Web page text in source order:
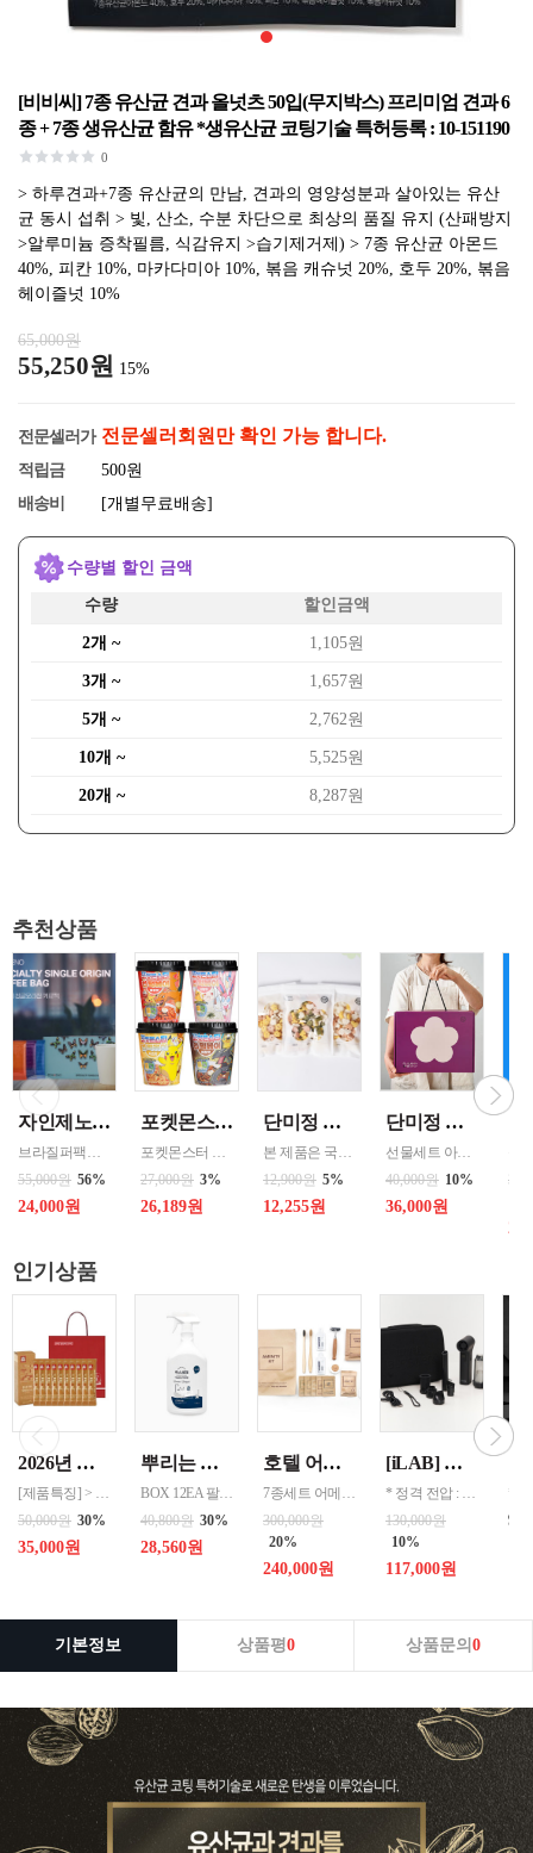
[비비씨] 7종 유산균 견과 올넛츠 50입(무지박스) 프리미엄 견과 6
종 + 7종 생유산균 함유 *생유산균 코팅기술 특허등록 : 10-151190
0
> 하루견과+7종 유산균의 만남, 견과의 영양성분과 살아있는 유산
균 동시 섭취 > 빛, 산소, 수분 차단으로 최상의 품질 유지 (산패방지
>알루미늄 증착필름, 식감유지 >습기제거제) > 7종 유산균 아몬드
40%, 피칸 10%, 마카다미아 10%, 볶음 캐슈넛 20%, 호두 20%, 볶음
헤이즐넛 10%
65,000원
55,250원 15%
전문셀러가 전문셀러회원만 확인 가능 합니다.
적립금
500원
배송비
[개별무료배송]
수량별 할인 금액
수량 할인금액
2개 ~ 1,105원
3개 ~ 1,657원
5개 ~ 2,762원
10개 ~ 5,525원
20개 ~ 8,287원
추천상품
자인제노 3종 21입 싱글 로스팅 커피백 13ml 고용량 1케이스 단위 판매
55,000원 56%
24,000원
포켓몬스터 컵떡볶이 115g 4가지맛 8통씩 한박스 발송
27,000원 3%
26,189원
단미정 행복을 담은 떡국떡 500g 파우치 1팩 국산 3종류중 선택 1
12,900원 5%
12,255원
단미정 국산 떡 6종 총 10개 개별포장 * 2세트
선물세트 아이스 냉동포장지원
40,000원 10%
36,000원
인기상품
2026년 설명절 선물세트 [정관장] 홍삼기보데일리스틱 10ml*10포
[제품특징] > 120여 년 노하우로 재배된 6년근 홍과 제조기술로 추출 > 100% 계약재배를 통한 6년근 인삼 > 430여 가지의까다로운 품질 검사 > 액상형 농축액으로 음용이 쉬움 [제품성분] > 덱스트린, 정제수, 홍삼농축액(6년근, 고형분 64%, 홍삼성분 70mg/g 이상, 국산) 6.5%, 녹용추출액(뉴질랜드산), 식물혼합농축액(작약
50,000원 30%
35,000원
뿌리는 락스세제(욕실용) 1,000ml 12개 한박스단위 판매
BOX 12EA 팔레트 0.0123 원산지 한국 BARCODE 8809367760815
40,800원 30%
28,560원
호텔 어메니티 여행용 세면도구 50세트 대박스로만 판매 친환경 트레블세트 해외여행준비물 여행세트 일회용세면도구 어메니티세트
7종세트 어메니티 단체
300,000원
20%
240,000원
[iLAB] 아이랩 윈드 블라스터 에어건 iLAB-WBT 140,000RPM > 새틴블랙 > 크림화이트 선택 1
* 정격 전압 : 5V 2A * 소비 전력 : 30W * 최대 출력 : 200W(max) * 배터리 용량 : 4,000mAh x 2 (병렬) * 사용 시간 : 최저속도 약 120분 / 최고속도 약 12분 * 완충 시간 : 약 3시간 * 풍속 : 최대 22m/s, 최소 6m/s * 모터 스피드 : 140,000 RPM * 흡입력 : 8000 Pa * 규격 :
130,000원
10%
117,000원
기본정보 상품평0 상품문의0